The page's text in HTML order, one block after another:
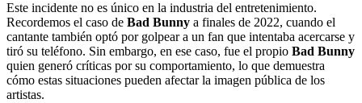
Este incidente no es único en la industria del entretenimiento.
Recordemos el caso de Bad Bunny a finales de 2022, cuando el
cantante también optó por golpear a un fan que intentaba acercarse y
tiró su teléfono. Sin embargo, en ese caso, fue el propio Bad Bunny
quien generó críticas por su comportamiento, lo que demuestra
cómo estas situaciones pueden afectar la imagen pública de los
artistas.